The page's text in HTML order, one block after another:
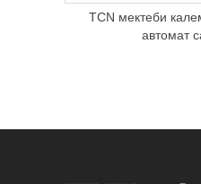
TCN мектеби
автомат